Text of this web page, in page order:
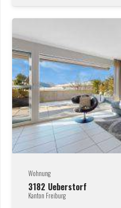
Wohnung
3182 Ueberstorf
Kanton Freiburg